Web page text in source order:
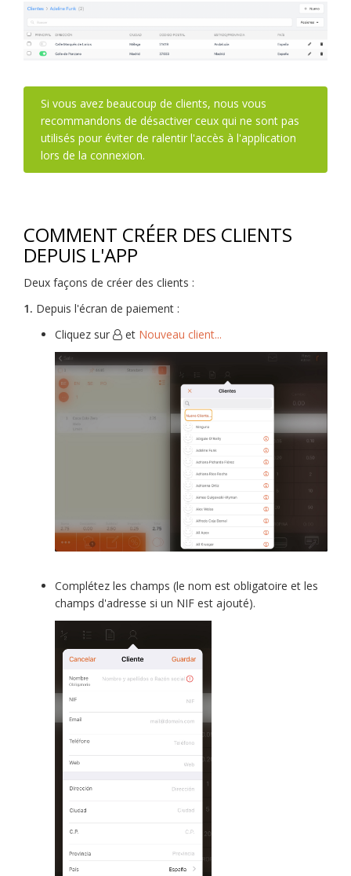
Si vous avez beaucoup de clients, nous vous
recommandons de désactiver ceux qui ne sont pas
utilisés pour éviter de ralentir l'accès à l'application
lors de la connexion.
COMMENT CRÉER DES CLIENTS
DEPUIS L'APP
Deux façons de créer des clients :
1. Depuis l'écran de paiement :
Cliquez sur
et Nouveau client...
Complétez les champs (le nom est obligatoire et les
champs d'adresse si un NIF est ajouté).